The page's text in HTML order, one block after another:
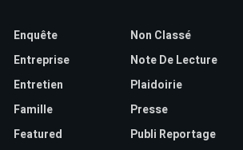
Enquête
Entreprise
Entretien
Famille
Featured
Non Classé
Note De Lecture
Plaidoirie
Presse
Publi Reportage